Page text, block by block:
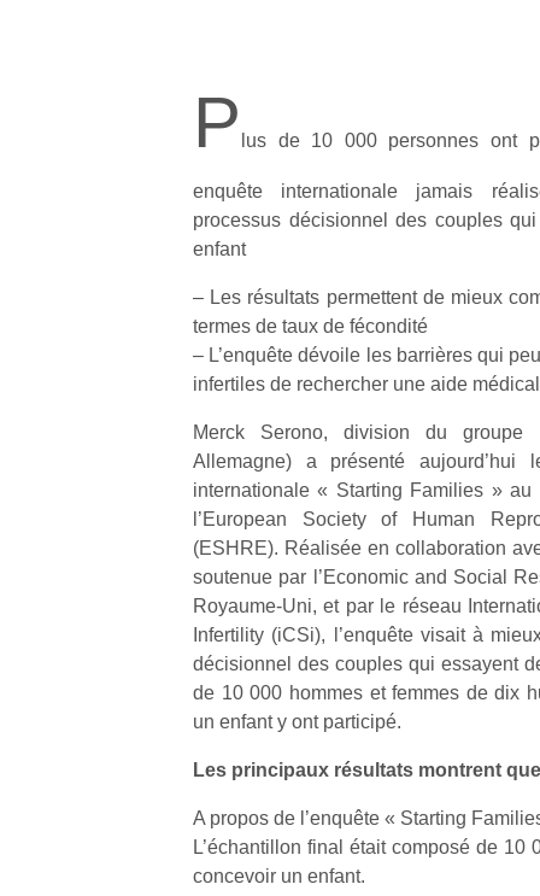
P lus de 10 000 personnes ont
enquête internationale jamais
processus décisionnel des couples
enfant
– Les résultats permettent de mieux
termes de taux de fécondité
– L’enquête dévoile les barrières qui
infertiles de rechercher une aide
Merck Serono, division du groupe
Allemagne) a présenté aujourd’hui
internationale « Starting Families »
l’European Society of Human
(ESHRE). Réalisée en collaboration
soutenue par l’Economic and Social
Royaume-Uni, et par le réseau
Infertility (iCSi), l’enquête visait à
décisionnel des couples qui essayent
de 10 000 hommes et femmes de dix
un enfant y ont participé.
Les principaux résultats montrent
A propos de l’enquête « Starting
L’échantillon final était composé de 10
concevoir un enfant.